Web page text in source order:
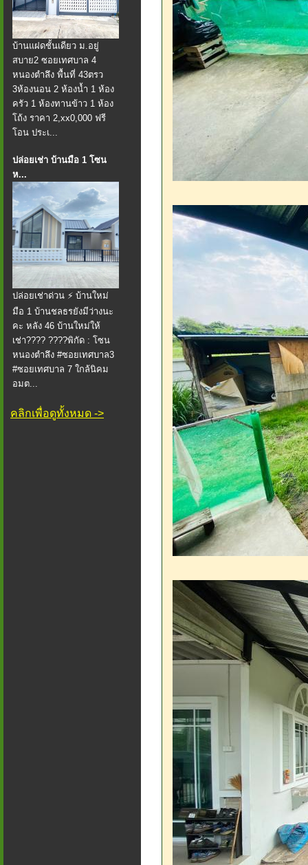
บ้านแฝดชั้นเดียว ม.อยู่
สบาย2 ซอยเทศบาล 4
หนองตำลึง พื้นที่ 43ตรว
3ห้องนอน 2 ห้องน้ำ 1 ห้อง
ครัว 1 ห้องทานข้าว 1 ห้อง
โถ้ง ราคา 2,xx0,000 ฟรี
โอน ประเ...
ปล่อยเช่า บ้านมือ 1 โซน
ห...
ปล่อยเช่าด่วน ⚡ บ้านใหม่
มือ 1 บ้านชลธรยังมีว่างนะ
คะ หลัง 46 บ้านใหม่ให้
เช่า???? ????พิกัด : โซน
หนองตำลึง #ซอยเทศบาล3
#ซอยเทศบาล 7 ใกล้นิคม
อมต...
คลิกเพื่อดูทั้งหมด ->